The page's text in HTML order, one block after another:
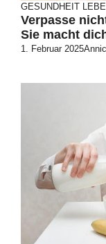
GESUNDHEIT
Verpasse
Sie macht
1. Februar 2025